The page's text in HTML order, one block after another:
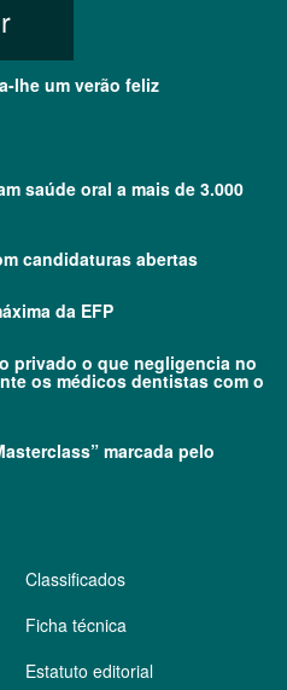
lhe um verão feliz
saúde oral a mais de 3.000
candidaturas abertas
da EFP
privado o que negligencia no
os médicos dentistas com o
marcada pelo
Classificados
Ficha técnica
Estatuto editorial